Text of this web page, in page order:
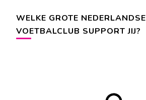
WELKE GROTE NEDERLANDSE
VOETBALCLUB SUPPORT JIJ?